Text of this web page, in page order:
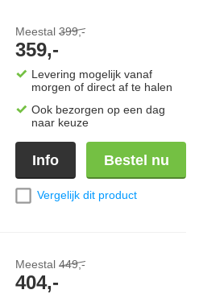
Meestal 399,-
359,-
Levering mogelijk vanaf
morgen of direct af te halen
Ook bezorgen op een dag
naar keuze
Info Bestel nu
Vergelijk dit product
Meestal 449,-
404,-